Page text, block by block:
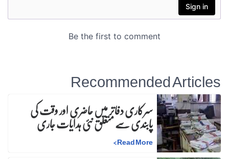
Recommended Articles
سرکاری دفاتر میں حاضری اور وقت کی
پابندی سے متعلق نئی ہدایات جاری
Read More
>